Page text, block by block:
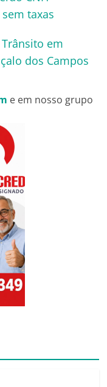
taxas
Trânsito em
dos Campos
e em nosso grupo